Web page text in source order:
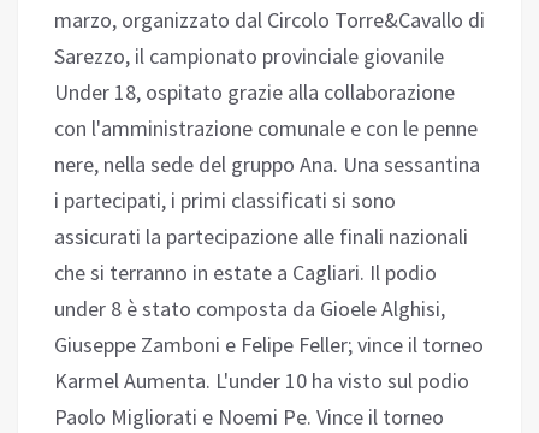
marzo, organizzato dal Circolo Torre&Cavallo di
Sarezzo, il campionato provinciale giovanile
Under 18, ospitato grazie alla collaborazione
con l'amministrazione comunale e con le penne
nere, nella sede del gruppo Ana. Una sessantina
i partecipati, i primi classificati si sono
assicurati la partecipazione alle finali nazionali
che si terranno in estate a Cagliari. Il podio
under 8 è stato composta da Gioele Alghisi,
Giuseppe Zamboni e Felipe Feller; vince il torneo
Karmel Aumenta. L'under 10 ha visto sul podio
Paolo Migliorati e Noemi Pe. Vince il torneo